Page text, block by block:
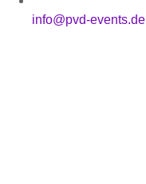
info@pvd-events.de